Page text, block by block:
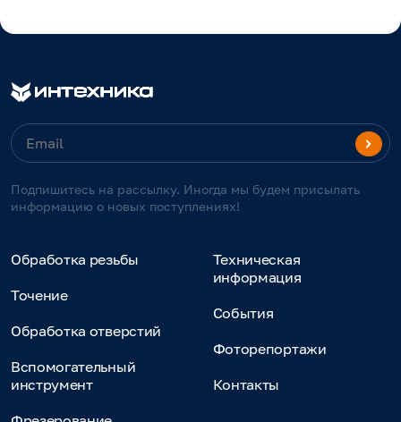
Подпишитесь на рассылку. Иногда мы будем присылать
информацию о новых поступлениях!
Обработка резьбы
Точение
Обработка отверстий
Вспомогательный
инструмент
Техническая
информация
События
Фоторепортажи
Контакты